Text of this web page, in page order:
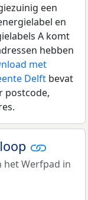
een
en
A komt
hebben
met
Delft bevat
postcode,
het Werfpad in